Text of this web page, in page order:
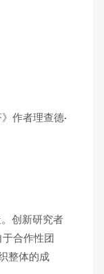
作者理查德·
创新研究者
合作性团
整体的成